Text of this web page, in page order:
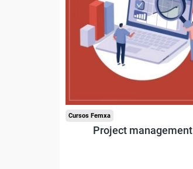
Sin requisitos de acceso
Diploma.
Compra segura
Cursos Femxa
Project management